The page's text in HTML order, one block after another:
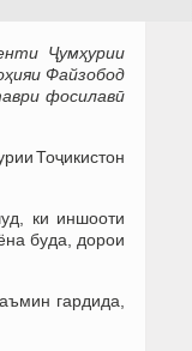
Ҷумҳурии
Файзобод
фосилавӣ
Тоҷикистон
ки иншооти
буда, дорои
гардида,